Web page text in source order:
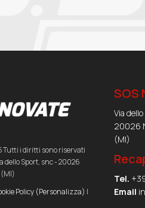
Tutti i diritti sono riservati
dello Sport, snc - 20026
Policy (Personalizza) |
SOS
Via
20026
(MI)
Tel.
Email